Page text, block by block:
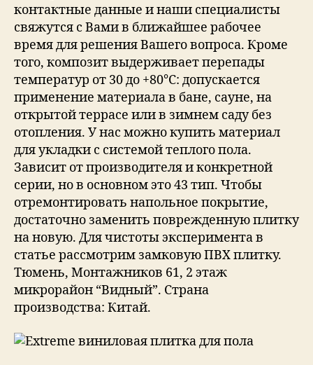
контактные данные и наши специалисты
свяжутся с Вами в ближайшее рабочее
время для решения Вашего вопроса. Кроме
того, композит выдерживает перепады
температур от 30 до +80°С: допускается
применение материала в бане, сауне, на
открытой террасе или в зимнем саду без
отопления. У нас можно купить материал
для укладки с системой теплого пола.
Зависит от производителя и конкретной
серии, но в основном это 43 тип. Чтобы
отремонтировать напольное покрытие,
достаточно заменить поврежденную плитку
на новую. Для чистоты эксперимента в
статье рассмотрим замковую ПВХ плитку.
Тюмень, Монтажников 61, 2 этаж
микрорайон “Видный”. Страна
производства: Китай.